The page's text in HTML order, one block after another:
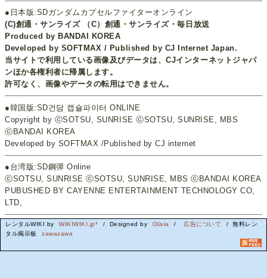
●日本版:SDガンダムカプセルファイターオンライン
(C)創通・サンライズ （C）創通・サンライズ・毎日放送
Produced by BANDAI KOREA
Developed by SOFTMAX / Published by CJ Internet Japan.
当サイトで利用している画像及びデータは、CJインターネットジャパ
ンほか各権利者に帰属します。
許可なく、画像やデータの転用はできません。
●韓国版:SD건담 캡슐파이터 ONLINE
Copyright by ⓒSOTSU, SUNRISE ⓒSOTSU, SUNRISE, MBS
ⓒBANDAI KOREA
Developed by SOFTMAX /Published by CJ internet
●台湾版:SD鋼彈 Online
ⓒSOTSU, SUNRISE ⓒSOTSU, SUNRISE, MBS ⓒBANDAI KOREA
PUBUSHED BY CAYENNE ENTERTAINMENT TECHNOLOGY CO,
LTD,
レンタルWIKI by WIKIWIKI.jp* / Designed by Olivia / 広告について
/ 無料レン
タル掲示板
zawazawa